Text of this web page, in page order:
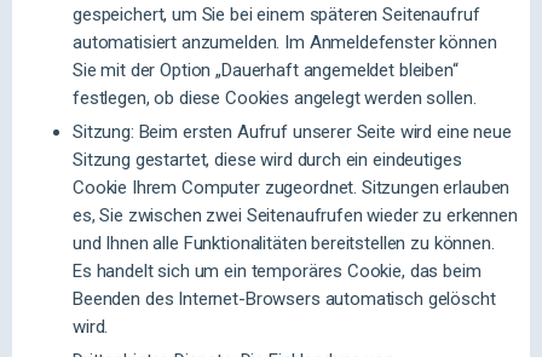
gespeichert, um Sie bei einem späteren Seitenaufruf
automatisiert anzumelden. Im Anmeldefenster können
Sie mit der Option „Dauerhaft angemeldet bleiben“
festlegen, ob diese Cookies angelegt werden sollen.
Sitzung: Beim ersten Aufruf unserer Seite wird eine neue
Sitzung gestartet, diese wird durch ein eindeutiges
Cookie Ihrem Computer zugeordnet. Sitzungen erlauben
es, Sie zwischen zwei Seitenaufrufen wieder zu erkennen
und Ihnen alle Funktionalitäten bereitstellen zu können.
Es handelt sich um ein temporäres Cookie, das beim
Beenden des Internet-Browsers automatisch gelöscht
wird.